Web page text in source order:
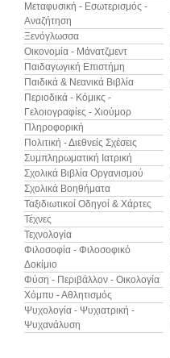
Μεταφυσική - Εσωτερισμός -
Αναζήτηση
Ξενόγλωσσα
Οικονομία - Μάνατζμεντ
Παιδαγωγική Επιστήμη
Παιδικά & Νεανικά Βιβλία
Περιοδικά - Κόμικς -
Γελοιογραφίες - Χιούμορ
Πληροφορική
Πολιτική - Διεθνείς Σχέσεις
Συμπληρωματική Ιατρική
Σχολικά Βιβλία Οργανισμού
Σχολικά Βοηθήματα
Ταξιδιωτικοί Οδηγοί & Χάρτες
Τέχνες
Τεχνολογία
Φιλοσοφία - Φιλοσοφικό
Δοκίμιο
Φύση - Περιβάλλον - Οικολογία
Χόμπυ - Αθλητισμός
Ψυχολογία - Ψυχιατρική -
Ψυχανάλυση